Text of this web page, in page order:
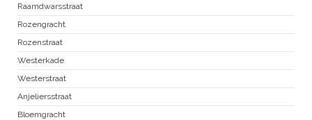
Raamdwarsstraat
Rozengracht
Rozenstraat
Westerkade
Westerstraat
Anjeliersstraat
Bloemgracht